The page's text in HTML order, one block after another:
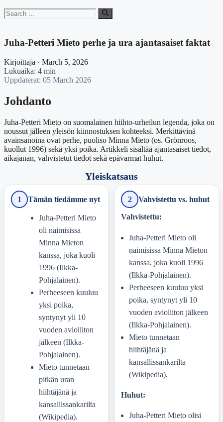
Search
for:
Juha-Petteri Mieto perhe ja ura ajantasaiset faktat
Kirjoittaja · March 5, 2026
Lukuaika: 4 min
Uppdaterat: 05 March 2026
Johdanto
Juha-Petteri Mieto on suomalainen hiihto-urheilun legenda, joka on
noussut jälleen yleisön kiinnostuksen kohteeksi. Merkittävinä
avainsanoina ovat perhe, puoliso Minna Mieto (os. Grönroos,
kuollut 1996) sekä yksi poika. Artikkeli sisältää ajantasaiset tiedot,
aikajanan, vahvistetut tiedot sekä epävarmat huhut.
Yleiskatsaus
1 Tämän tiedämme nyt
Juha-Petteri Mieto
oli naimisissa
Minna Mieton
kanssa, joka kuoli
1996 (Ilkka-
Pohjalainen).
Perheeseen kuuluu
yksi poika,
syntynyt yli 10
vuoden avioliiton
jälkeen (Ilkka-
Pohjalainen).
Mieto tunnetaan
pitkän uran
hiihtäjänä ja
kansallissankarilta
(Wikipedia).
2 Vahvistettu vs. huhut
Vahvistettu:
Juha-Petteri Mieto oli
naimisissa Minna Mieton
kanssa, joka kuoli 1996
(Ilkka-Pohjalainen).
Perheeseen kuuluu yksi
poika, syntynyt yli 10
vuoden avioliiton jälkeen
(Ilkka-Pohjalainen).
Mieto tunnetaan
hiihtäjänä ja
kansallissankarilta
(Wikipedia).
Huhut:
Juha-Petteri Mieto olisi